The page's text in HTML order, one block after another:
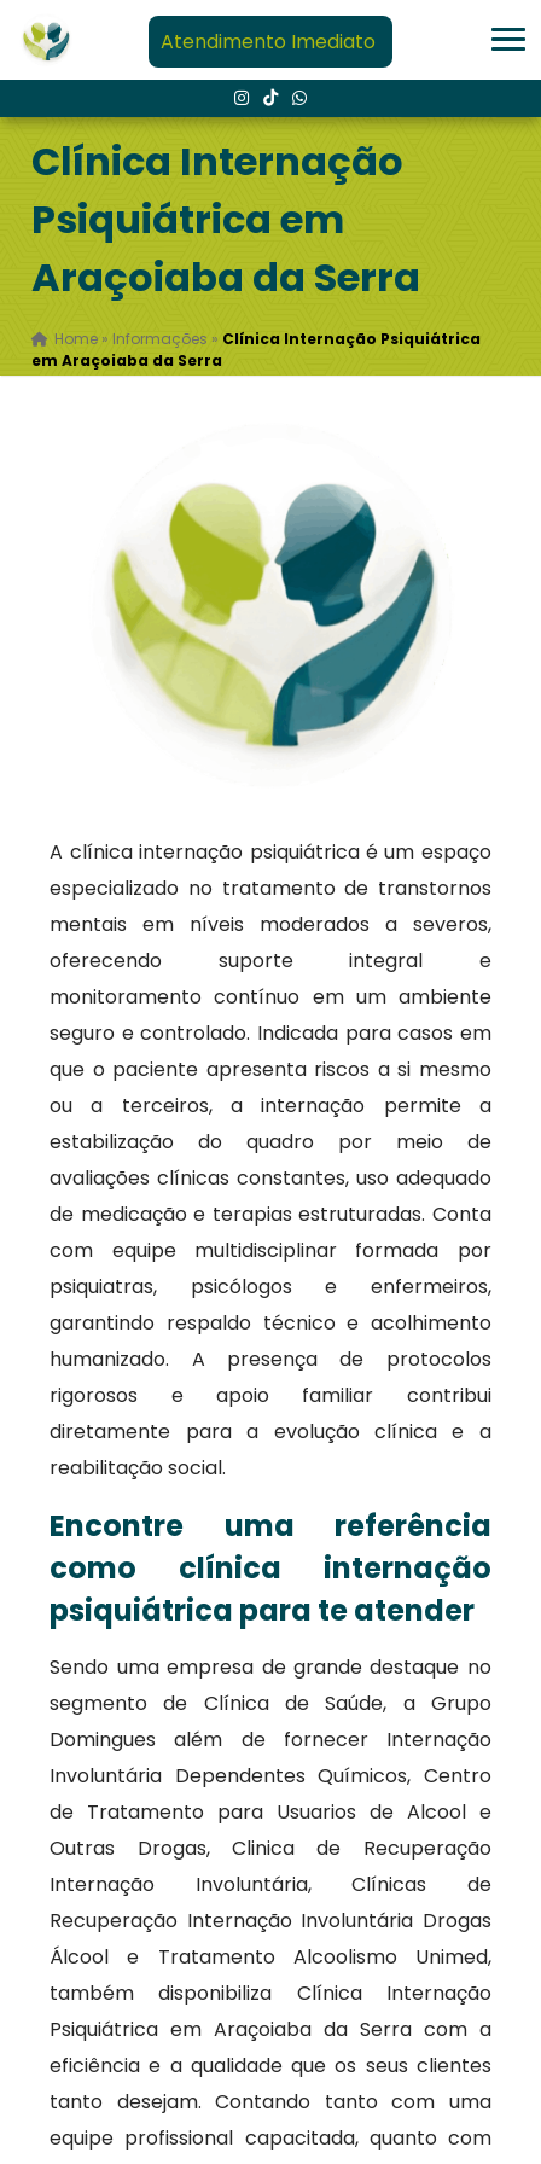
Atendimento Imediato
Clínica Internação
Psiquiátrica em
Araçoiaba da Serra
Home » Informações » Clínica Internação Psiquiátrica
em Araçoiaba da Serra
A clínica internação psiquiátrica é um espaço
especializado no tratamento de transtornos
mentais em níveis moderados a severos,
oferecendo suporte integral e
monitoramento contínuo em um ambiente
seguro e controlado. Indicada para casos em
que o paciente apresenta riscos a si mesmo
ou a terceiros, a internação permite a
estabilização do quadro por meio de
avaliações clínicas constantes, uso adequado
de medicação e terapias estruturadas. Conta
com equipe multidisciplinar formada por
psiquiatras, psicólogos e enfermeiros,
garantindo respaldo técnico e acolhimento
humanizado. A presença de protocolos
rigorosos e apoio familiar contribui
diretamente para a evolução clínica e a
reabilitação social.
Encontre uma referência
como clínica internação
psiquiátrica para te atender
Sendo uma empresa de grande destaque no
segmento de Clínica de Saúde, a Grupo
Domingues além de fornecer Internação
Involuntária Dependentes Químicos, Centro
de Tratamento para Usuarios de Alcool e
Outras Drogas, Clinica de Recuperação
Internação Involuntária, Clínicas de
Recuperação Internação Involuntária Drogas
Álcool e Tratamento Alcoolismo Unimed,
também disponibiliza Clínica Internação
Psiquiátrica em Araçoiaba da Serra com a
eficiência e a qualidade que os seus clientes
tanto desejam. Contando tanto com uma
equipe profissional capacitada, quanto com